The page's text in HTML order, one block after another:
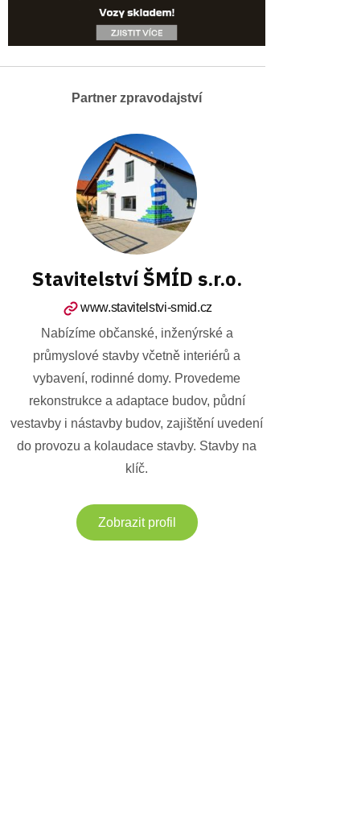
Partner zpravodajství
Stavitelství ŠMÍD s.r.o.
www.stavitelstvi-smid.cz
Nabízíme občanské, inženýrské a
průmyslové stavby včetně interiérů a
vybavení, rodinné domy. Provedeme
rekonstrukce a adaptace budov, půdní
vestavby i nástavby budov, zajištění uvedení
do provozu a kolaudace stavby. Stavby na
klíč.
Zobrazit profil